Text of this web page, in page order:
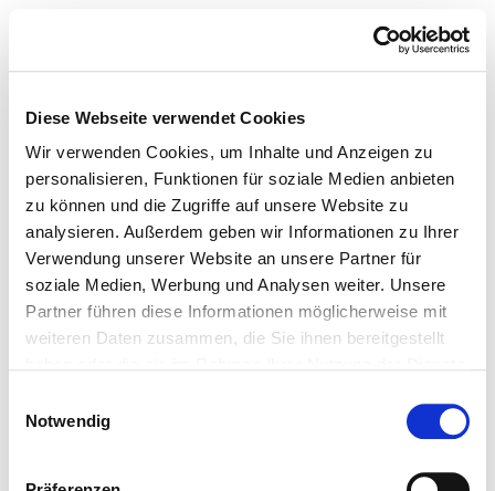
Diese Webseite verwendet Cookies
Wir verwenden Cookies, um Inhalte und Anzeigen zu
personalisieren, Funktionen für soziale Medien anbieten
zu können und die Zugriffe auf unsere Website zu
analysieren. Außerdem geben wir Informationen zu Ihrer
Verwendung unserer Website an unsere Partner für
soziale Medien, Werbung und Analysen weiter. Unsere
Partner führen diese Informationen möglicherweise mit
weiteren Daten zusammen, die Sie ihnen bereitgestellt
Notwendig